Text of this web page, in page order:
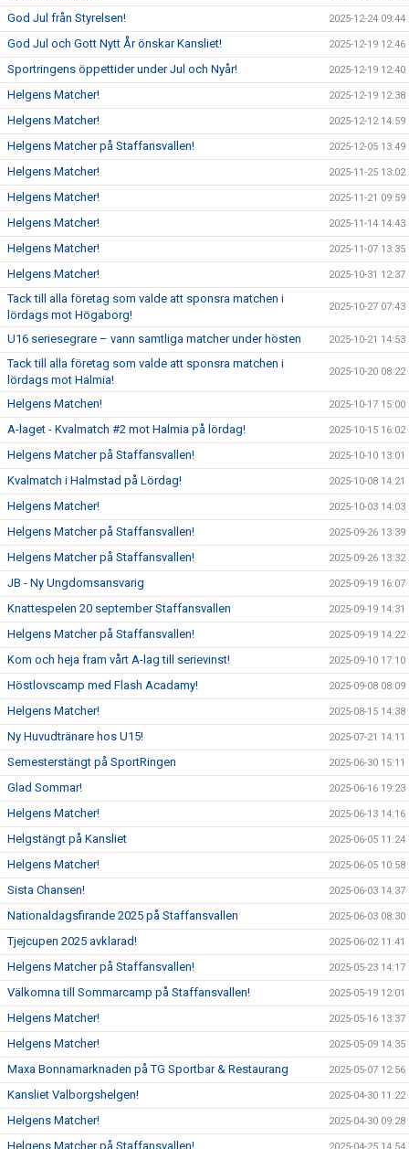
God Jul från Styrelsen! 2025-12-24 09:44
God Jul och Gott Nytt År önskar Kansliet! 2025-12-19 12:46
Sportringens öppettider under Jul och Nyår! 2025-12-19 12:40
Helgens Matcher! 2025-12-19 12:38
Helgens Matcher! 2025-12-12 14:59
Helgens Matcher på Staffansvallen! 2025-12-05 13:49
Helgens Matcher! 2025-11-25 13:02
Helgens Matcher! 2025-11-21 09:59
Helgens Matcher! 2025-11-14 14:43
Helgens Matcher! 2025-11-07 13:35
Helgens Matcher! 2025-10-31 12:37
Tack till alla företag som valde att sponsra matchen i
lördags mot Högaborg!
2025-10-27 07:43
U16 seriesegrare – vann samtliga matcher under hösten 2025-10-21 14:53
Tack till alla företag som valde att sponsra matchen i
lördags mot Halmia!
2025-10-20 08:22
Helgens Matchen! 2025-10-17 15:00
A-laget - Kvalmatch #2 mot Halmia på lördag! 2025-10-15 16:02
Helgens Matcher på Staffansvallen! 2025-10-10 13:01
Kvalmatch i Halmstad på Lördag! 2025-10-08 14:21
Helgens Matcher! 2025-10-03 14:03
Helgens Matcher på Staffansvallen! 2025-09-26 13:39
Helgens Matcher på Staffansvallen! 2025-09-26 13:32
JB - Ny Ungdomsansvarig 2025-09-19 16:07
Knattespelen 20 september Staffansvallen 2025-09-19 14:31
Helgens Matcher på Staffansvallen! 2025-09-19 14:22
Kom och heja fram vårt A-lag till serievinst! 2025-09-10 17:10
Höstlovscamp med Flash Acadamy! 2025-09-08 08:09
Helgens Matcher! 2025-08-15 14:38
Ny Huvudtränare hos U15! 2025-07-21 14:11
Semesterstängt på SportRingen 2025-06-30 15:11
Glad Sommar! 2025-06-16 19:23
Helgens Matcher! 2025-06-13 14:16
Helgstängt på Kansliet 2025-06-05 11:24
Helgens Matcher! 2025-06-05 10:58
Sista Chansen! 2025-06-03 14:37
Nationaldagsfirande 2025 på Staffansvallen 2025-06-03 08:30
Tjejcupen 2025 avklarad! 2025-06-02 11:41
Helgens Matcher på Staffansvallen! 2025-05-23 14:17
Välkomna till Sommarcamp på Staffansvallen! 2025-05-19 12:01
Helgens Matcher! 2025-05-16 13:37
Helgens Matcher! 2025-05-09 14:35
Maxa Bonnamarknaden på TG Sportbar & Restaurang 2025-05-07 12:56
Kansliet Valborgshelgen! 2025-04-30 11:22
Helgens Matcher! 2025-04-30 09:28
Helgens Matcher på Staffansvallen!